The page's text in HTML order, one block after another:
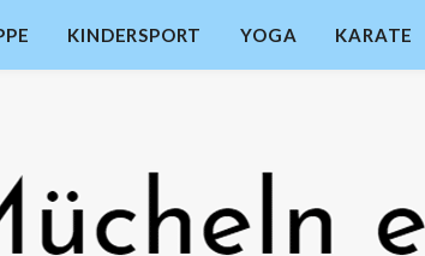
KINDERSPORT YOGA KARATE